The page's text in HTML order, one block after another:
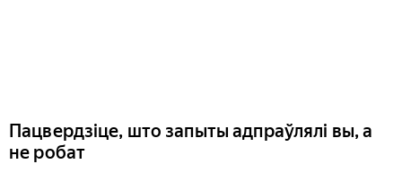
Пацвердзіце, што запыты адпраўлялі вы, а
не робат